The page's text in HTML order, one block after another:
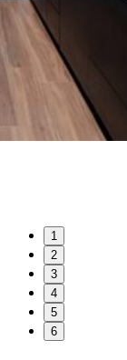
1
2
3
4
5
6